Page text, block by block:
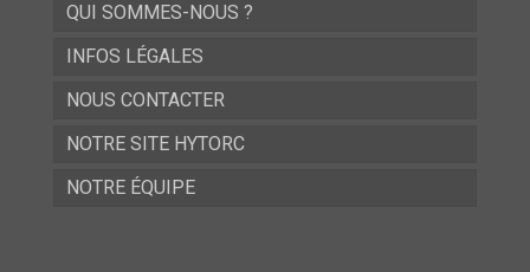
QUI SOMMES-NOUS ?
INFOS LÉGALES
NOUS CONTACTER
NOTRE SITE HYTORC
NOTRE ÉQUIPE